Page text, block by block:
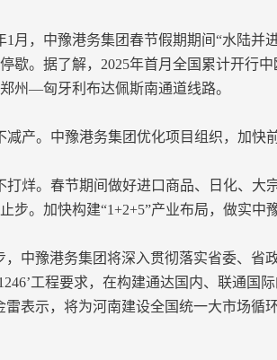
1月，中豫港务集团春节假期期间“水陆
歇。据了解，2025年首月全国累计开行
州—匈牙利布达佩斯南通道线路。
减产。中豫港务集团优化项目组织，加快
打烊。春节期间做好进口商品、日化、大
步。加快构建“1+2+5”产业布局，做实
，中豫港务集团将深入贯彻落实省委、省
工程要求，在构建通达国内、联通
雷表示，将为河南建设全国统一大市场循